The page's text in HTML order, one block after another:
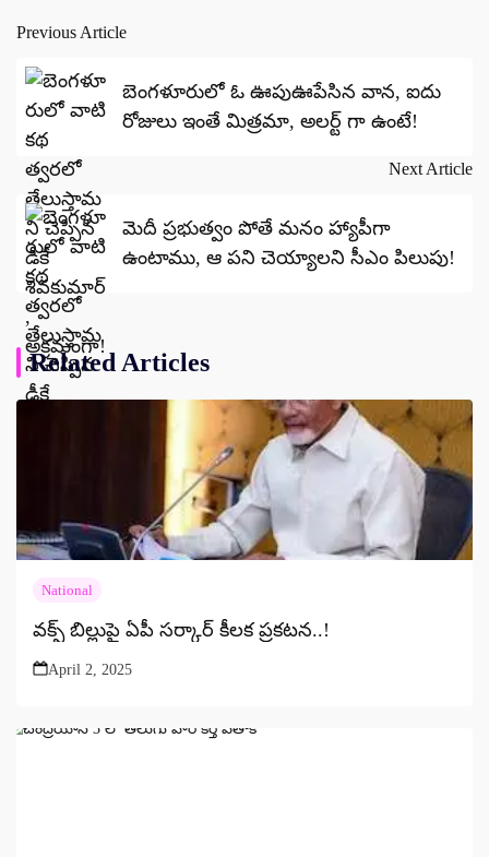
Post
navigation
Previous Article
బెంగళూరులో ఓ ఊపుఊపేసిన వాన, ఐదు
రోజులు ఇంతే మిత్రమా, అలర్ట్ గా ఉంటే!
Next Article
మెదీ ప్రభుత్వం పోతే మనం హ్యాపీగా
ఉంటాము, ఆ పని చెయ్యాలని సీఎం పిలుపు!
Related Articles
National
వక్ఫ్ బిల్లుపై ఏపీ సర్కార్ కీలక ప్రకటన..!
April 2, 2025